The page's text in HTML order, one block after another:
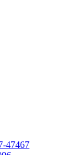
47467